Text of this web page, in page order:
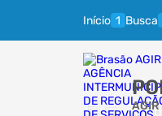
Início Busca
AGIR